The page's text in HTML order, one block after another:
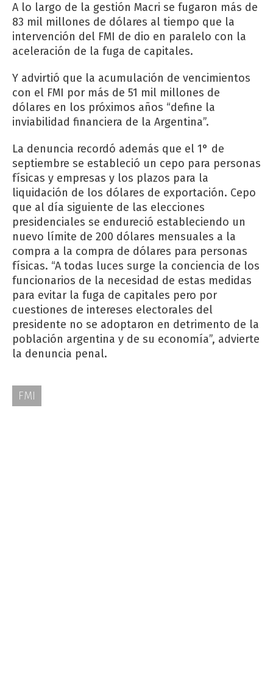
A lo largo de la gestión Macri se fugaron más de
83 mil millones de dólares al tiempo que la
intervención del FMI de dio en paralelo con la
aceleración de la fuga de capitales.
Y advirtió que la acumulación de vencimientos
con el FMI por más de 51 mil millones de
dólares en los próximos años “define la
inviabilidad financiera de la Argentina”.
La denuncia recordó además que el 1° de
septiembre se estableció un cepo para personas
físicas y empresas y los plazos para la
liquidación de los dólares de exportación. Cepo
que al día siguiente de las elecciones
presidenciales se endureció estableciendo un
nuevo límite de 200 dólares mensuales a la
compra a la compra de dólares para personas
físicas. “A todas luces surge la conciencia de los
funcionarios de la necesidad de estas medidas
para evitar la fuga de capitales pero por
cuestiones de intereses electorales del
presidente no se adoptaron en detrimento de la
población argentina y de su economía”, advierte
la denuncia penal.
FMI